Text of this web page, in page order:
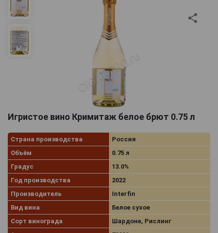
Игристое вино Кримитаж белое брют 0.75 л
Страна производства
Россия
Объём
0.75 л
Градус
13.0%
Год производства
2022
Производитель
Interfin
Вид вина
Белое сухое
Сорт винограда
Шардоне, Рислинг